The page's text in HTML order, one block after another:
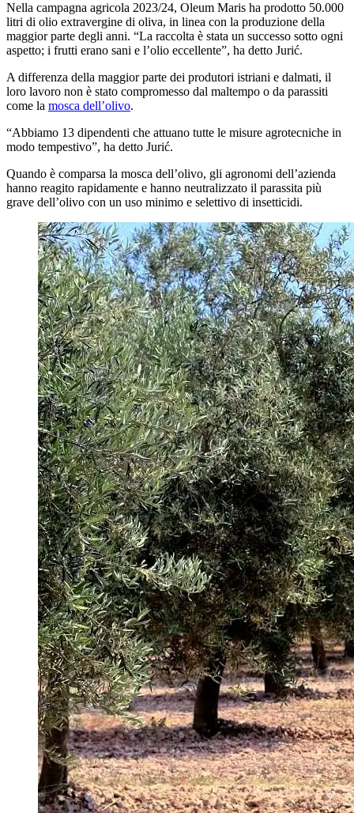
Nella campagna agricola 2023/24, Oleum Maris ha prodotto 50.000
litri di olio extravergine di oliva, in linea con la produzione della
maggior parte degli anni. “La raccolta è stata un successo sotto ogni
aspetto; i frutti erano sani e l’olio eccellente”, ha detto Jurić.
A differenza della maggior parte dei pro­dut­ori istriani e dalmati, il
loro la­vo­ro non è stato compromesso dal maltempo o da parassiti
come la mosca dell’olivo.
“Abbiamo 13 dipendenti che attuano tutte le misure agrotecniche in
modo tempestivo”, ha detto Jurić.
Quando è comparsa la mosca dell’olivo, gli agronomi dell’azienda
hanno reagito rapidamente e hanno neutralizzato il parassita più
grave dell’olivo con un uso minimo e selettivo di insetticidi.